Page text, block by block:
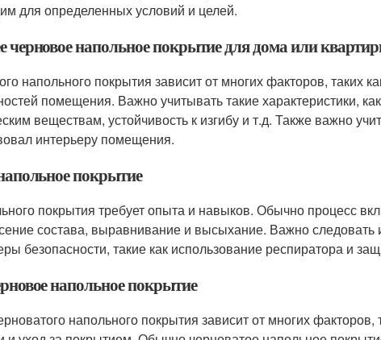
для определенных условий и целей.
черновое напольное покрытие для дома или
напольного покрытия зависит от многих факторов, таких
помещения. Важно учитывать такие характеристики,
веществам, устойчивость к изгибу и т.д. Также важно
интерьеру помещения.
покрытие
покрытия требует опыта и навыков. Обычно процесс
состава, выравнивание и высыхание. Важно следовать
безопасности, такие как использование респиратора и
напольное покрытие
напольного покрытия зависит от многих факторов,